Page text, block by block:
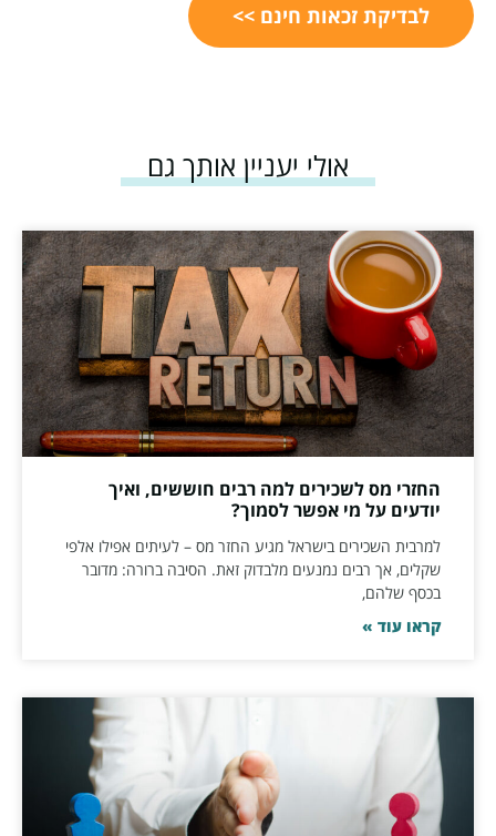
לבדיקת זכאות חינם >>
אולי יעניין אותך גם
החזרי מס לשכירים למה רבים חוששים, ואיך
יודעים על מי אפשר לסמוך?
למרבית השכירים בישראל מגיע החזר מס – לעיתים אפילו אלפי
שקלים, אך רבים נמנעים מלבדוק זאת. הסיבה ברורה: מדובר
בכסף שלהם,
קראו עוד »